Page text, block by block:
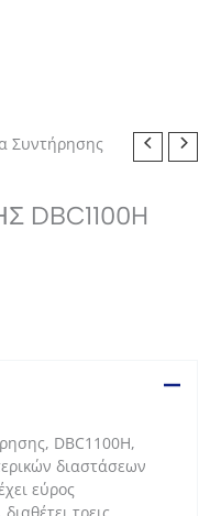
Συντήρησης
DBC1100H
DBC1100H,
διαστάσεων
εύρος